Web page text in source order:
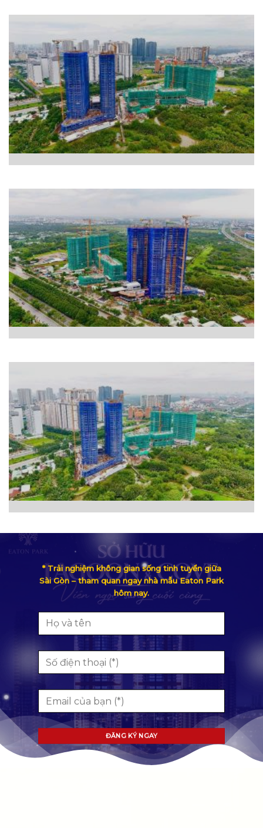
* Trải nghiệm không gian sống tinh tuyển giữa
Sài Gòn – tham quan ngay nhà mẫu Eaton Park
hôm nay.